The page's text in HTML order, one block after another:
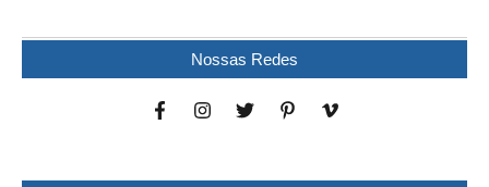
Nossas Redes